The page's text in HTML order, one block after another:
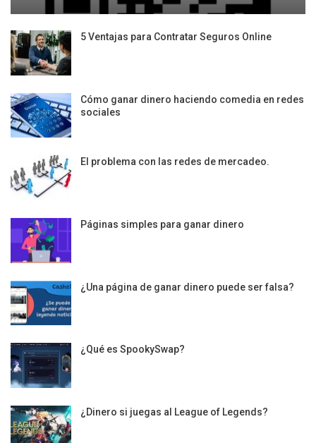
5 Ventajas para Contratar Seguros Online
Cómo ganar dinero haciendo comedia en redes
sociales
El problema con las redes de mercadeo.
Páginas simples para ganar dinero
¿Una página de ganar dinero puede ser falsa?
¿Qué es SpookySwap?
¿Dinero si juegas al League of Legends?